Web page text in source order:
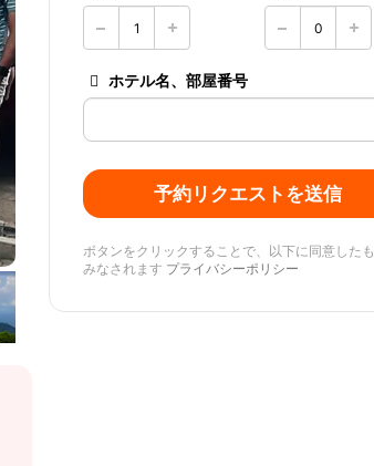
ホテル名、部屋番号
予約リクエストを送信
ボタンをクリックすることで、以下に同意した
みなされます プライバシーポリシー